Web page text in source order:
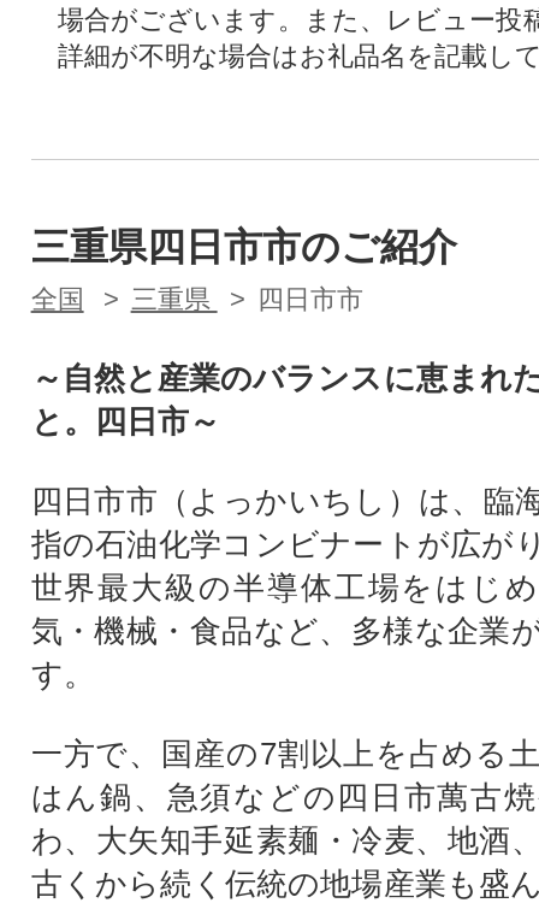
場合がございます。また、レビュー投
詳細が不明な場合はお礼品名を記載し
三重県四日市市のご紹介
全国 三重県 四日市市
～自然と産業のバランスに恵まれ
と。四日市～
四日市市（よっかいちし）は、臨
指の石油化学コンビナートが広が
世界最大級の半導体工場をはじ
気・機械・食品など、多様な企業
す。
一方で、国産の7割以上を占める
はん鍋、急須などの四日市萬古
わ、大矢知手延素麺・冷麦、地酒
古くから続く伝統の地場産業も盛